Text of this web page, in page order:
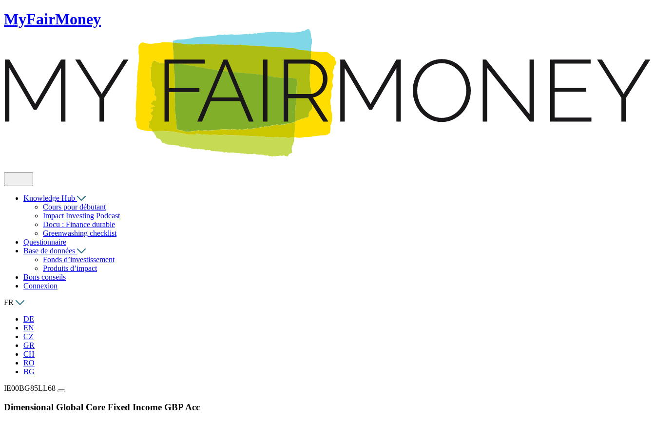
MyFairMoney
Knowledge Hub
Cours pour débutant
Impact Investing Podcast
Docu : Finance durable
Greenwashing checklist
Questionnaire
Base de données
Fonds d’investissement
Produits d’impact
Bons conseils
Connexion
FR
DE
EN
CZ
GR
CH
RO
BG
IE00BG85LL68
Dimensional Global Core Fixed Income GBP Acc